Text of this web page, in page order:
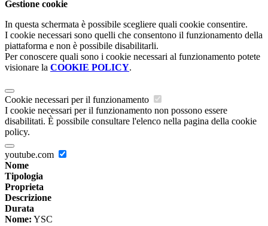
Gestione cookie
In questa schermata è possibile scegliere quali cookie consentire.
I cookie necessari sono quelli che consentono il funzionamento della
piattaforma e non è possibile disabilitarli.
Per conoscere quali sono i cookie necessari al funzionamento potete
visionare la COOKIE POLICY.
Cookie necessari per il funzionamento
I cookie necessari per il funzionamento non possono essere
disabilitati. È possibile consultare l'elenco nella pagina della cookie
policy.
youtube.com
Nome
Tipologia
Proprieta
Descrizione
Durata
Nome: YSC